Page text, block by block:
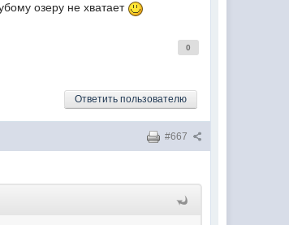
озеру не хватает
0
Ответить пользователю
#667